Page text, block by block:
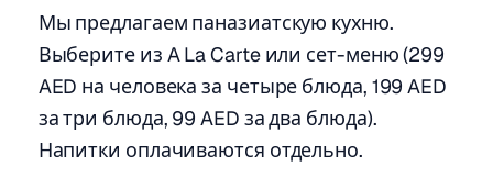
Мы предлагаем паназиатскую кухню.
Выберите из A La Carte или сет-меню (299
AED на человека за четыре блюда, 199 AED
за три блюда, 99 AED за два блюда).
Напитки оплачиваются отдельно.